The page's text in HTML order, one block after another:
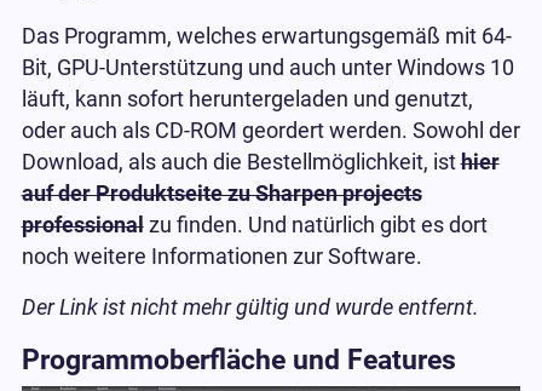
Das Programm, welches erwartungsgemäß mit 64-
Bit, GPU-Unterstützung und auch unter Windows 10
läuft, kann sofort heruntergeladen und genutzt,
oder auch als CD-ROM geordert werden. Sowohl der
Download, als auch die Bestellmöglichkeit, isthier
auf der Produktseite zu Sharpen projects
professionalzu finden. Und natürlich gibt es dort
noch weitere Informationen zur Software.
Der Link ist nicht mehr gültig und wurde entfernt.
Programmoberfläche und Features